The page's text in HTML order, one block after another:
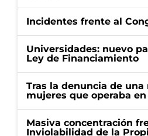
Incidentes frente al
Universidades: nuevo
Ley de Financiamiento
Tras la denuncia de
mujeres que operaba
Masiva concentración
Inviolabilidad de la